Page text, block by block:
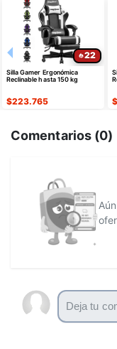
22
Silla Gamer Ergonómica
Reclinable hasta 150 kg
$223.765 $
Comentarios (0)